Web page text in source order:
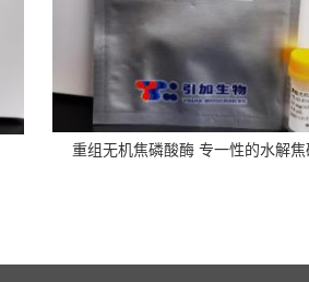
重组无机焦磷酸酶 专一性的水解焦